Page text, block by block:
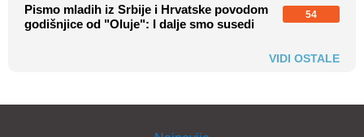
Pismo mladih iz Srbije i Hrvatske povodom
godišnjice od "Oluje": I dalje smo susedi
54
VIDI OSTALE